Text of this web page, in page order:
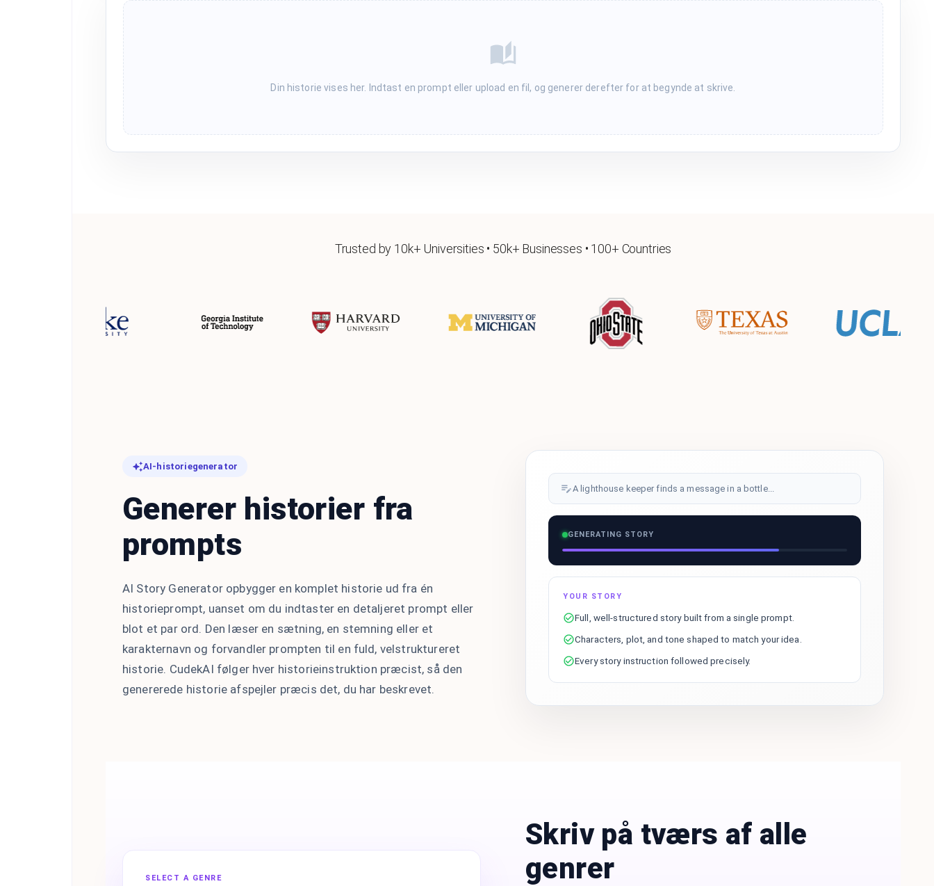
Din historie vises her. Indtast en prompt eller upload en fil, og generer derefter for at begynde at skrive.
Trusted by 10k+ Universities • 50k+ Businesses • 100+ Countries
AI-historiegenerator
Generer historier fra
prompts
AI Story Generator opbygger en komplet historie ud fra én
historieprompt, uanset om du indtaster en detaljeret prompt eller
blot et par ord. Den læser en sætning, en stemning eller et
karakternavn og forvandler prompten til en fuld, velstruktureret
historie. CudekAI følger hver historieinstruktion præcist, så den
genererede historie afspejler præcis det, du har beskrevet.
A lighthouse keeper finds a message in a bottle...
GENERATING STORY
YOUR STORY
Full, well-structured story built from a single prompt.
Characters, plot, and tone shaped to match your idea.
Every story instruction followed precisely.
SELECT A GENRE
Skriv på tværs af alle
genrer